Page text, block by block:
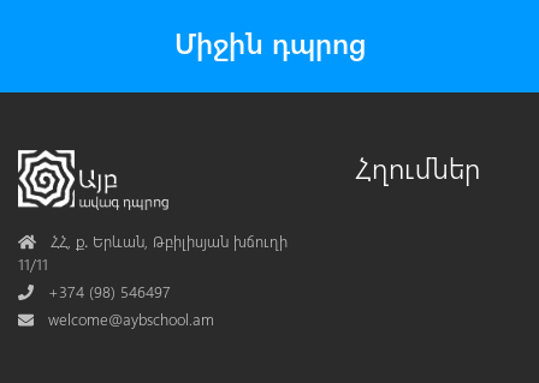
Միջին դպրոց
AddressՀՀ, ք․ Երևան, Թբիլիսյան խճուղի
11/11
Phone+374 (98) 546497
Mail
welcome@aybschool.am
Հղումներ